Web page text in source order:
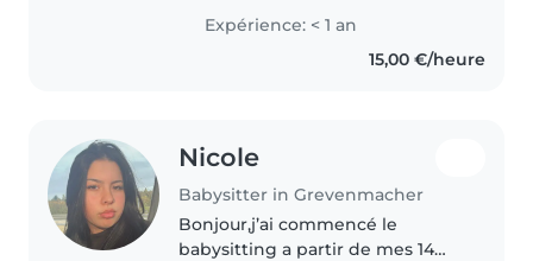
von Kindern aller Altersgruppen,
von Babys bis hin zu Teenagern.
Neben meiner Fürsorge und
Expérience: < 1 an
15,00 €/heure
Nicole
Babysitter in Grevenmacher
Bonjour,j’ai commencé le
babysitting a partir de mes 14